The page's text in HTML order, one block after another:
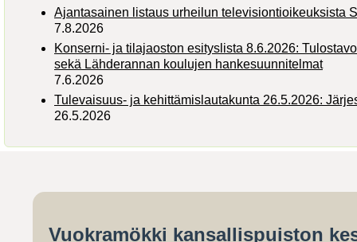
Ajantasainen listaus urheilun televisiontioikeuksista
7.8.2026
Konserni- ja tilajaoston esityslista 8.6.2026:
sekä Lähderannan koulujen hankesuunnitelmat
7.6.2026
Tulevaisuus- ja kehittämislautakunta 26.5.2026:
26.5.2026
Vuokramökki kansallispuiston